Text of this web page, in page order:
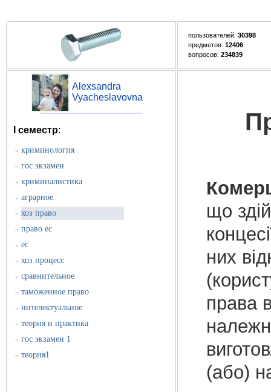
пользователей: 30398
предметов: 12406
вопросов: 234839
Alexsandra
Vyacheslavovna
I семестр:
» криминология
» гос экзамен
» криминалистика
» аграрное
» хоз право
» право ес
» ес
» хоз процесс
» сравнительное
» таможенное право
» интелектуальное
» теория и практика
» гос экзамен 1
» теория1
що
них
права
(або)